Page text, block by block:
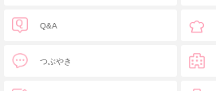
Q&A
つぶやき